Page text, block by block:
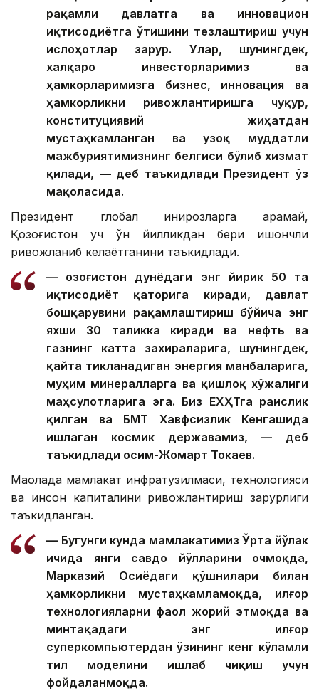
рақамли давлатга ва инновацион
иқтисодиётга ўтишини тезлаштириш учун
ислоҳотлар зарур. Улар, шунингдек,
халқаро инвесторларимиз ва
ҳамкорларимизга бизнес, инновация ва
ҳамкорликни ривожлантиришга чуқур,
конституциявий жиҳатдан
мустаҳкамланган ва узоқ муддатли
мажбуриятимизнинг белгиси бўлиб хизмат
қилади, — деб таъкидлади Президент ўз
мақоласида.
Президент глобал инқирозларга қарамай,
Қозоғистон уч ўн йилликдан бери ишончли
ривожланиб келаётганини таъкидлади.
— Қозоғистон дунёдаги энг йирик 50 та
иқтисодиёт қаторига киради, давлат
бошқарувини рақамлаштириш бўйича энг
яхши 30 таликка киради ва нефть ва
газнинг катта захираларига, шунингдек,
қайта тикланадиган энергия манбаларига,
муҳим минералларга ва қишлоқ хўжалиги
маҳсулотларига эга. Биз ЕХҲТга раислик
қилган ва БМТ Хавфсизлик Кенгашида
ишлаган космик державамиз, — деб
таъкидлади Қосим-Жомарт Токаев.
Мақолада мамлакат инфратузилмаси, технологияси
ва инсон капиталини ривожлантириш зарурлиги
таъкидланган.
— Бугунги кунда мамлакатимиз Ўрта йўлак
ичида янги савдо йўлларини очмоқда,
Марказий Осиёдаги қўшнилари билан
ҳамкорликни мустаҳкамламоқда, илғор
технологияларни фаол жорий этмоқда ва
минтақадаги энг илғор
суперкомпьютердан ўзининг кенг кўламли
тил моделини ишлаб чиқиш учун
фойдаланмоқда.